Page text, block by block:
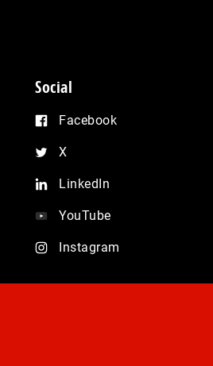
Social
Facebook
X
LinkedIn
YouTube
Instagram